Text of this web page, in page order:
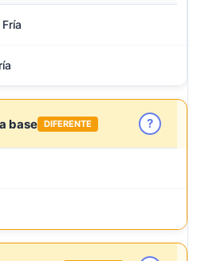
base DIFERENTE ?